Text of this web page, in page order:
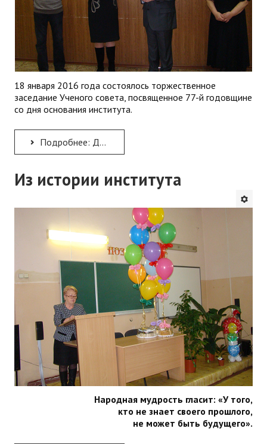
18 января 2016 года состоялось торжественное
заседание Ученого совета, посвященное 77-й годовщине
со дня основания института.
Подробнее: День рождения КРИППО – нашему институту 77 лет!
Из истории института
Народная мудрость гласит: «У того,
кто не знает своего прошлого,
не может быть будущего».